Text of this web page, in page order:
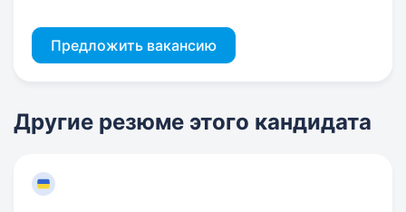
Предложить вакансию
Другие резюме этого кандидата